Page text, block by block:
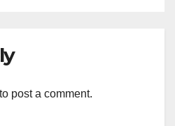
to post a comment.